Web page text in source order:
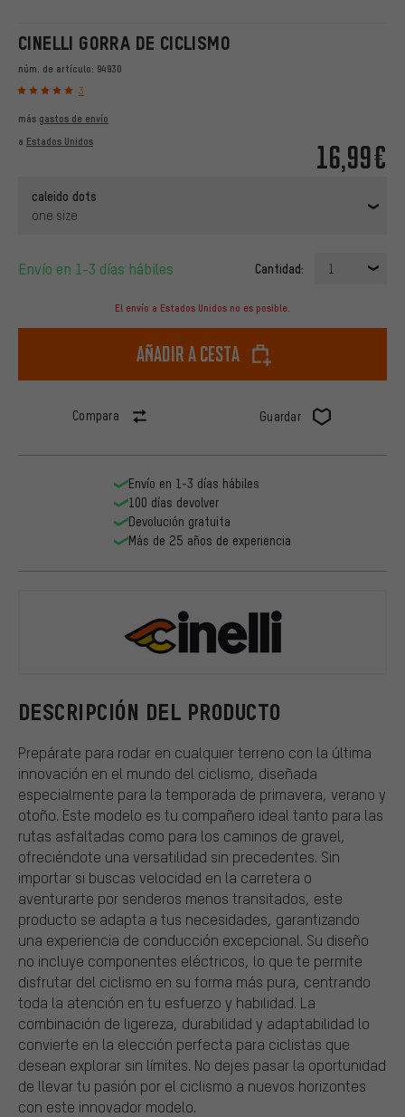
CINELLI GORRA DE CICLISMO
núm. de artículo: 94930
3
16,99€
más gastos de envío
a Estados Unidos
caleido dots
one size
Envío en 1-3 días hábiles Cantidad: 1
El envío a Estados Unidos no es posible.
Añadir a cesta
Compara Guardar
DESCRIPCIÓN DEL PRODUCTO
Prepárate para rodar en cualquier terreno con la última
innovación en el mundo del ciclismo, diseñada
especialmente para la temporada de primavera, verano y
otoño. Este modelo es tu compañero ideal tanto para las
rutas asfaltadas como para los caminos de gravel,
ofreciéndote una versatilidad sin precedentes. Sin
importar si buscas velocidad en la carretera o
aventurarte por senderos menos transitados, este
producto se adapta a tus necesidades, garantizando
una experiencia de conducción excepcional. Su diseño
no incluye componentes eléctricos, lo que te permite
disfrutar del ciclismo en su forma más pura, centrando
toda la atención en tu esfuerzo y habilidad. La
combinación de ligereza, durabilidad y adaptabilidad lo
convierte en la elección perfecta para ciclistas que
desean explorar sin límites. No dejes pasar la oportunidad
de llevar tu pasión por el ciclismo a nuevos horizontes
con este innovador modelo.
Envío en 1-3 días hábiles
100 días devolver
Devolución gratuita
Más de 25 años de experiencia